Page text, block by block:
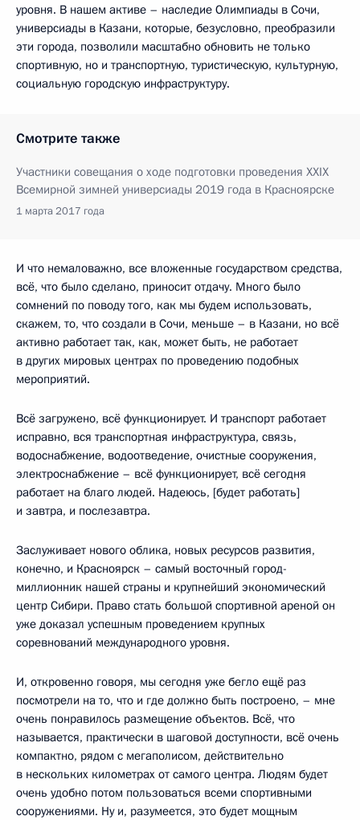
уровня. В нашем активе – наследие Олимпиады в Сочи,
универсиады в Казани, которые, безусловно, преобразили
эти города, позволили масштабно обновить не только
спортивную, но и транспортную, туристическую, культурную,
социальную городскую инфраструктуру.
Смотрите также
Участники совещания о ходе подготовки проведения XXIX
Всемирной зимней универсиады 2019 года в Красноярске
1 марта 2017 года
И что немаловажно, все вложенные государством средства,
всё, что было сделано, приносит отдачу. Много было
сомнений по поводу того, как мы будем использовать,
скажем, то, что создали в Сочи, меньше – в Казани, но всё
активно работает так, как, может быть, не работает
в других мировых центрах по проведению подобных
мероприятий.
Всё загружено, всё функционирует. И транспорт работает
исправно, вся транспортная инфраструктура, связь,
водоснабжение, водоотведение, очистные сооружения,
электроснабжение – всё функционирует, всё сегодня
работает на благо людей. Надеюсь, [будет работать]
и завтра, и послезавтра.
Заслуживает нового облика, новых ресурсов развития,
конечно, и Красноярск – самый восточный город-
миллионник нашей страны и крупнейший экономический
центр Сибири. Право стать большой спортивной ареной он
уже доказал успешным проведением крупных
соревнований международного уровня.
И, откровенно говоря, мы сегодня уже бегло ещё раз
посмотрели на то, что и где должно быть построено, – мне
очень понравилось размещение объектов. Всё, что
называется, практически в шаговой доступности, всё очень
компактно, рядом с мегаполисом, действительно
в нескольких километрах от самого центра. Людям будет
очень удобно потом пользоваться всеми спортивными
сооружениями. Ну и, разумеется, это будет мощным